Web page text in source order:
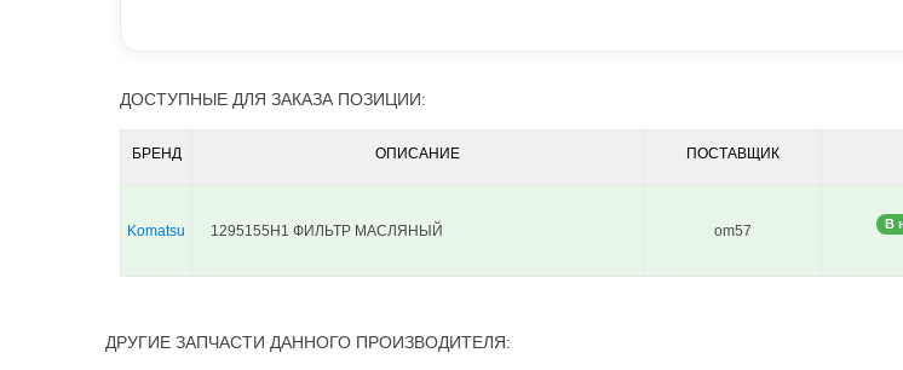
ДОСТУПНЫЕ ДЛЯ ЗАКАЗА ПОЗИЦИИ:
БРЕНД ОПИСАНИЕ ПОСТАВЩИК
Komatsu 1295155H1 ФИЛЬТР МАСЛЯНЫЙ om57 В
ДРУГИЕ ЗАПЧАСТИ ДАННОГО ПРОИЗВОДИТЕЛЯ: